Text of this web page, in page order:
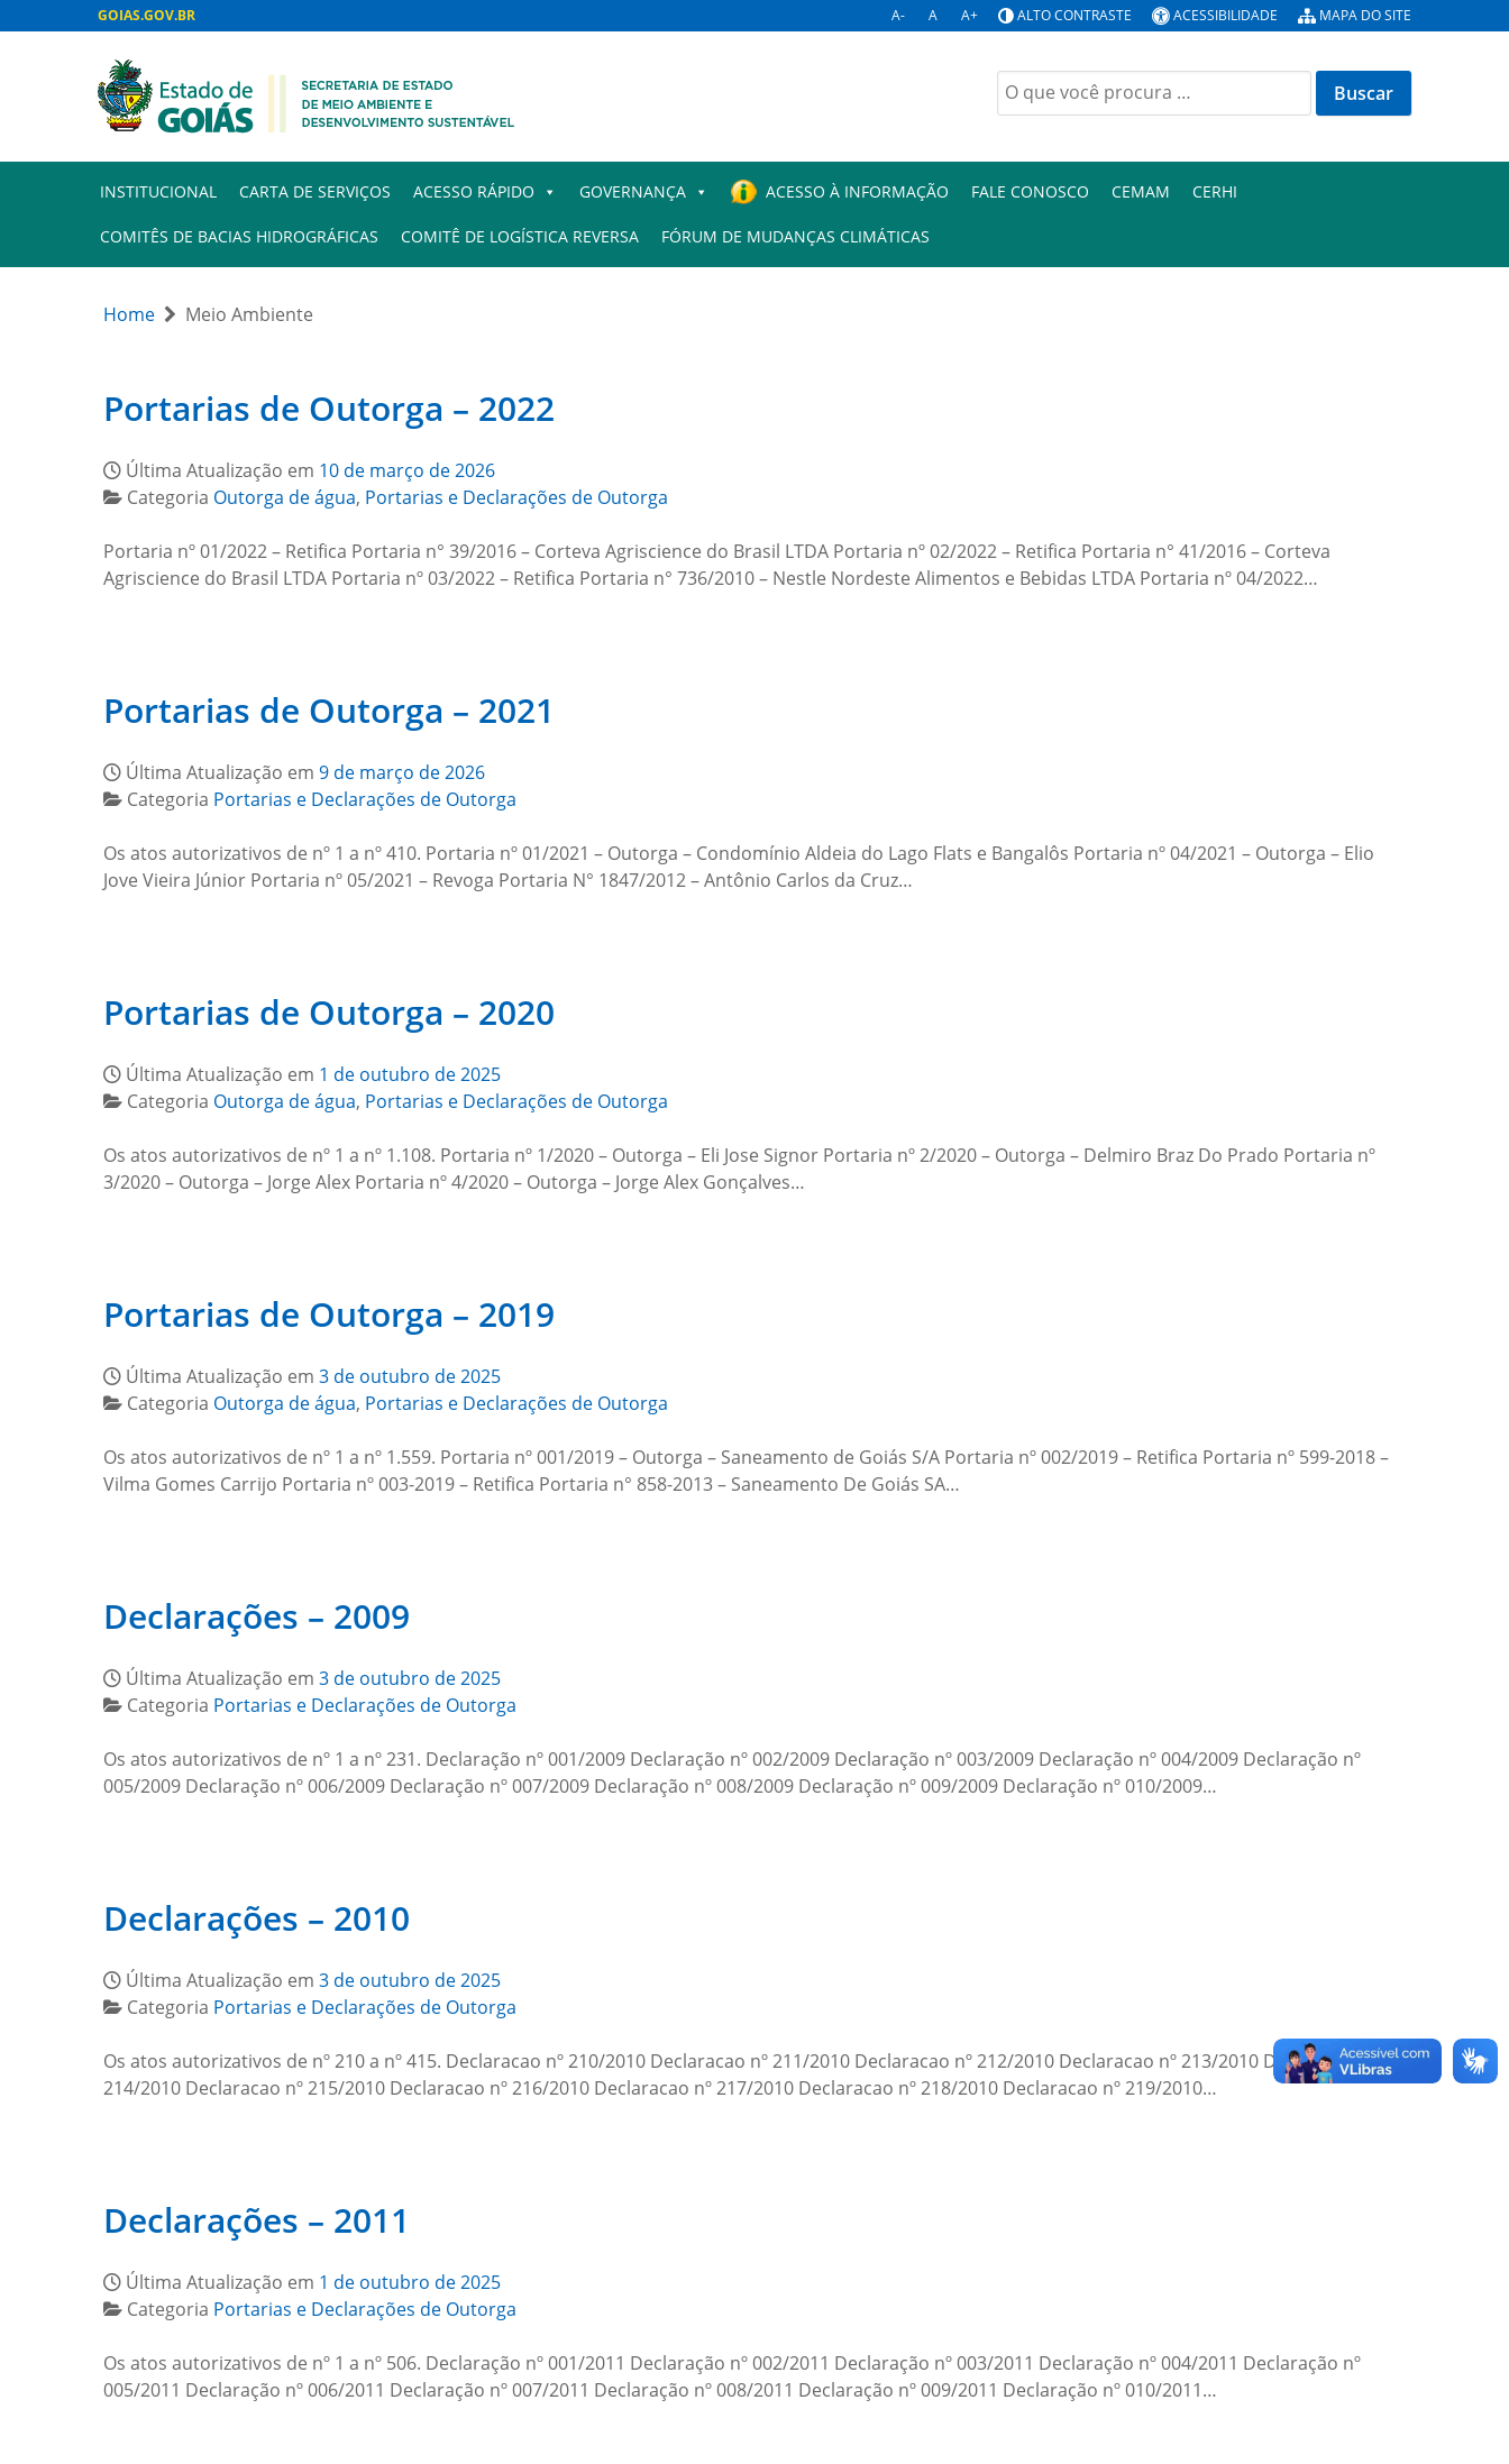
GOIAS.GOV.BR A- A A+ ALTO CONTRASTE ACESSIBILIDADE MAPA DO SITE
Buscar
por:
INSTITUCIONAL CARTA DE SERVIÇOS ACESSO RÁPIDO GOVERNANÇA ACESSO À INFORMAÇÃO FALE CONOSCO CEMAM CERHI
COMITÊS DE BACIAS HIDROGRÁFICAS COMITÊ DE LOGÍSTICA REVERSA FÓRUM DE MUDANÇAS CLIMÁTICAS
Home Meio Ambiente
Portarias de Outorga – 2022
Última Atualização em 10 de março de 2026
Categoria Outorga de água, Portarias e Declarações de Outorga
Portaria nº 01/2022 – Retifica Portaria n° 39/2016 – Corteva Agriscience do Brasil LTDA Portaria nº 02/2022 – Retifica Portaria n° 41/2016 – Corteva
Agriscience do Brasil LTDA Portaria nº 03/2022 – Retifica Portaria n° 736/2010 – Nestle Nordeste Alimentos e Bebidas LTDA Portaria nº 04/2022…
Portarias de Outorga – 2021
Última Atualização em 9 de março de 2026
Categoria Portarias e Declarações de Outorga
Os atos autorizativos de nº 1 a nº 410. Portaria nº 01/2021 – Outorga – Condomínio Aldeia do Lago Flats e Bangalôs Portaria nº 04/2021 – Outorga – Elio
Jove Vieira Júnior Portaria nº 05/2021 – Revoga Portaria N° 1847/2012 – Antônio Carlos da Cruz…
Portarias de Outorga – 2020
Última Atualização em 1 de outubro de 2025
Categoria Outorga de água, Portarias e Declarações de Outorga
Os atos autorizativos de nº 1 a nº 1.108. Portaria nº 1/2020 – Outorga – Eli Jose Signor Portaria nº 2/2020 – Outorga – Delmiro Braz Do Prado Portaria nº
3/2020 – Outorga – Jorge Alex Portaria nº 4/2020 – Outorga – Jorge Alex Gonçalves…
Portarias de Outorga – 2019
Última Atualização em 3 de outubro de 2025
Categoria Outorga de água, Portarias e Declarações de Outorga
Os atos autorizativos de nº 1 a nº 1.559. Portaria nº 001/2019 – Outorga – Saneamento de Goiás S/A Portaria nº 002/2019 – Retifica Portaria nº 599-2018 –
Vilma Gomes Carrijo Portaria nº 003-2019 – Retifica Portaria n° 858-2013 – Saneamento De Goiás SA…
Declarações – 2009
Última Atualização em 3 de outubro de 2025
Categoria Portarias e Declarações de Outorga
Os atos autorizativos de nº 1 a nº 231. Declaração nº 001/2009 Declaração nº 002/2009 Declaração nº 003/2009 Declaração nº 004/2009 Declaração nº
005/2009 Declaração nº 006/2009 Declaração nº 007/2009 Declaração nº 008/2009 Declaração nº 009/2009 Declaração nº 010/2009…
Declarações – 2010
Última Atualização em 3 de outubro de 2025
Categoria Portarias e Declarações de Outorga
Os atos autorizativos de nº 210 a nº 415. Declaracao nº 210/2010 Declaracao nº 211/2010 Declaracao nº 212/2010 Declaracao nº 213/2010 Declaracao nº
214/2010 Declaracao nº 215/2010 Declaracao nº 216/2010 Declaracao nº 217/2010 Declaracao nº 218/2010 Declaracao nº 219/2010…
Declarações – 2011
Última Atualização em 1 de outubro de 2025
Categoria Portarias e Declarações de Outorga
Os atos autorizativos de nº 1 a nº 506. Declaração nº 001/2011 Declaração nº 002/2011 Declaração nº 003/2011 Declaração nº 004/2011 Declaração nº
005/2011 Declaração nº 006/2011 Declaração nº 007/2011 Declaração nº 008/2011 Declaração nº 009/2011 Declaração nº 010/2011…